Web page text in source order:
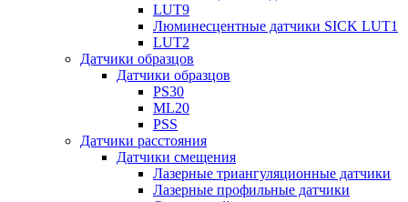
LUT9
Люминесцентные датчики SICK LUT1
LUT2
Датчики образцов
Датчики образцов
PS30
ML20
PSS
Датчики расстояния
Датчики смещения
Лазерные триангуляционные датчики
Лазерные профильные датчики